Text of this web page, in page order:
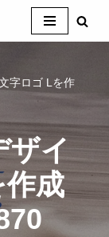
字ロゴ Lを作
ザイ
成